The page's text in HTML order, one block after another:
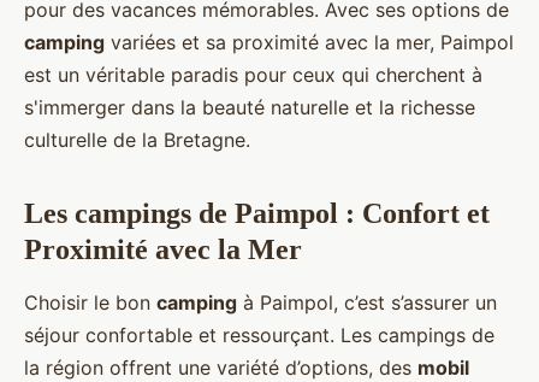
pour des vacances mémorables. Avec ses options de
camping variées et sa proximité avec la mer, Paimpol
est un véritable paradis pour ceux qui cherchent à
s'immerger dans la beauté naturelle et la richesse
culturelle de la Bretagne.
Les campings de Paimpol : Confort et
Proximité avec la Mer
Choisir le bon camping à Paimpol, c’est s’assurer un
séjour confortable et ressourçant. Les campings de
la région offrent une variété d’options, des mobil